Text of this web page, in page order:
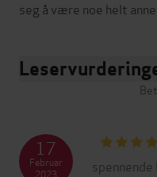
spennende
17
Februar
2023